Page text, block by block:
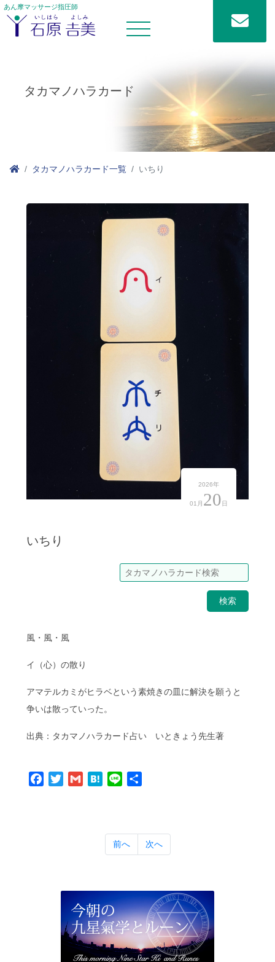
あん摩マッサージ指圧師
タカマノハラカード
タカマノハラカード一覧 いちり
2026年
01月 20 日
いちり
検索
風・風・風
イ（心）の散り
アマテルカミがヒラベという素焼きの皿に解決を願うと
争いは散っていった。
出典：タカマノハラカード占い いときょう先生著
Facebook
TwitterGmail Hatena
Line
前へ 次へ